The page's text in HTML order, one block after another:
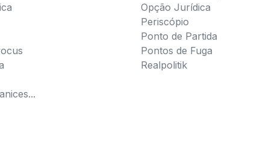
Opção Jurídica
Periscópio
Ponto de Partida
Pontos de Fuga
Realpolitik